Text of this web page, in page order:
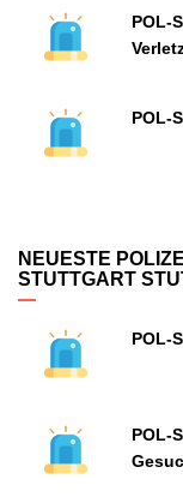
POL-
POL-
NEUESTE
STUTTGART
POL-
POL-